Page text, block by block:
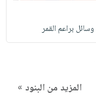
وسائل براعم القمر
المزيد من البنود »